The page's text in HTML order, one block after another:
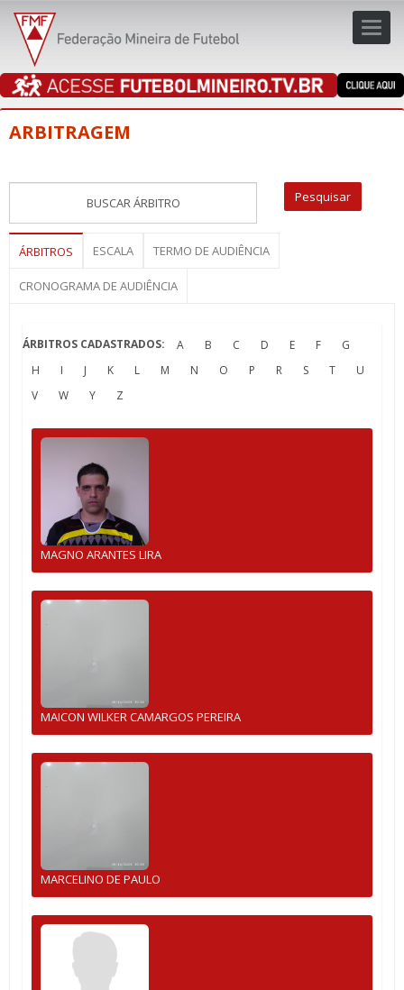
ARBITRAGEM
ÁRBITROS ESCALA TERMO DE AUDIÊNCIA
CRONOGRAMA DE AUDIÊNCIA
ÁRBITROS CADASTRADOS: A B C D E F
G
H
I J K L M N O P R S T
U
V
W Y Z
MAGNO ARANTES LIRA
MAICON WILKER CAMARGOS PEREIRA
MARCELINO DE PAULO